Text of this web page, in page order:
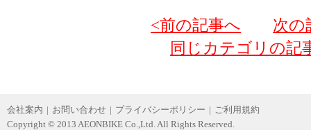
<前の記事へ
次の
同じカテゴリの記
会社案内 | お問い合わせ | プライバシーポリシー | ご利用規約
Copyright © 2013 AEONBIKE Co.,Ltd. All Rights Reserved.